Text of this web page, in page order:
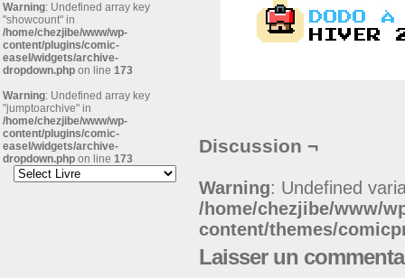
Warning: Undefined array key
"showcount" in
/home/chezjibe/www/wp-
content/plugins/comic-
easel/widgets/archive-
dropdown.php on line 173
Warning: Undefined array key
"jumptoarchive" in
/home/chezjibe/www/wp-
content/plugins/comic-
easel/widgets/archive-
dropdown.php on line 173
Discussion ¬
Warning: Undefined
/home/chezjibe/www/
content/themes/
Laisser un